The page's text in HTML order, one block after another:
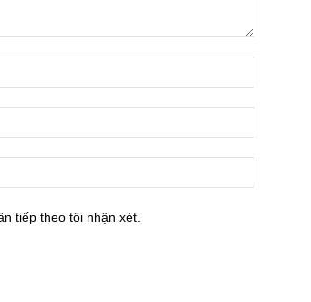
tiếp theo tôi nhận xét.